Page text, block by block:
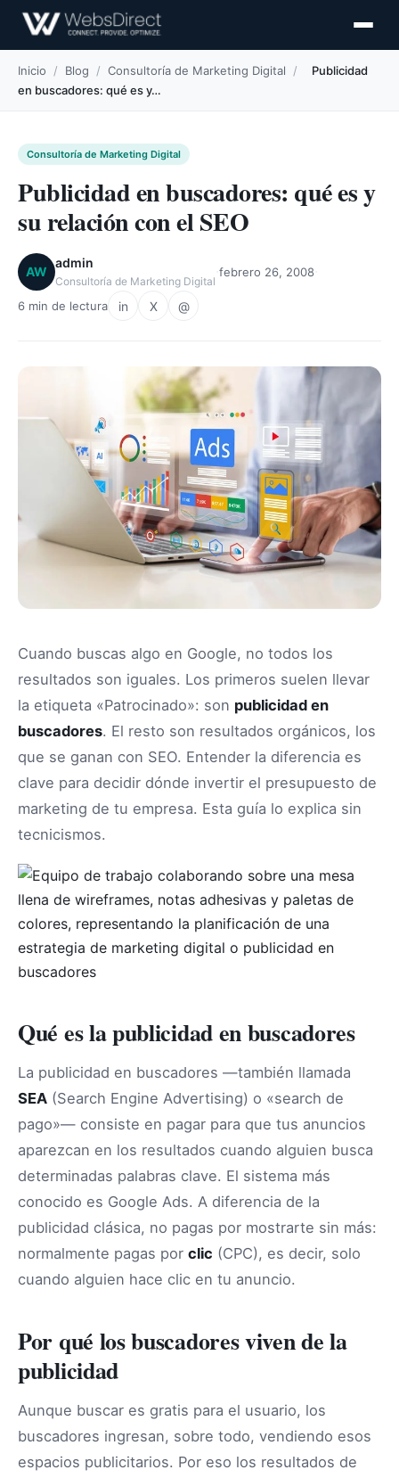
Inicio / Blog / Consultoría de Marketing Digital /
Publicidad
en buscadores: qué es y…
Consultoría de Marketing Digital
Publicidad en buscadores: qué es y
su relación con el SEO
AW
admin
Consultoría de Marketing Digital
febrero 26, 2008
6 min de lectura in X @
Cuando buscas algo en Google, no todos los
resultados son iguales. Los primeros suelen llevar
la etiqueta «Patrocinado»: son publicidad en
buscadores. El resto son resultados orgánicos, los
que se ganan con SEO. Entender la diferencia es
clave para decidir dónde invertir el presupuesto de
marketing de tu empresa. Esta guía lo explica sin
tecnicismos.
Qué es la publicidad en buscadores
La publicidad en buscadores —también llamada
SEA (Search Engine Advertising) o «search de
pago»— consiste en pagar para que tus anuncios
aparezcan en los resultados cuando alguien busca
determinadas palabras clave. El sistema más
conocido es Google Ads. A diferencia de la
publicidad clásica, no pagas por mostrarte sin más:
normalmente pagas por clic (CPC), es decir, solo
cuando alguien hace clic en tu anuncio.
Por qué los buscadores viven de la
publicidad
Aunque buscar es gratis para el usuario, los
buscadores ingresan, sobre todo, vendiendo esos
espacios publicitarios. Por eso los resultados de